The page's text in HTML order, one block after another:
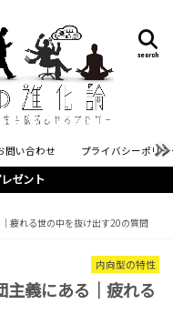
search
問い合わせ プライバシーポリ
ゼント
疲れる世の中を抜け出す20の質問
内向型の特性
義にある｜疲れる